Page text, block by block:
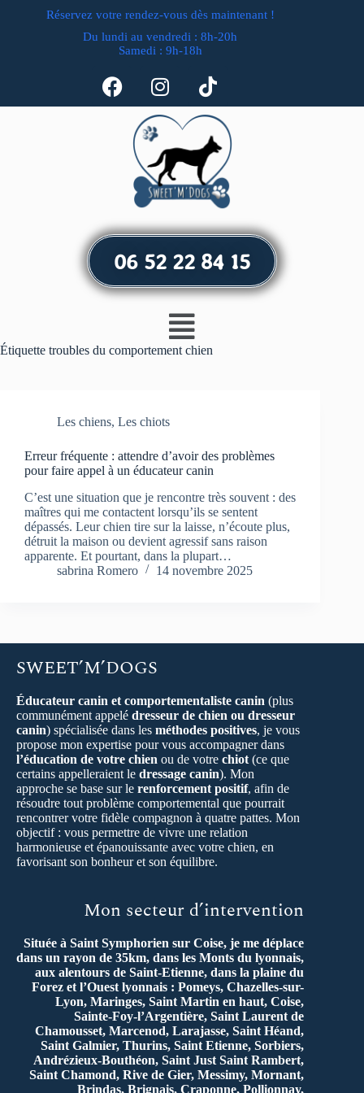
Réservez votre rendez-vous dès maintenant !
Du lundi au vendredi : 8h-20h
Samedi : 9h-18h
06 52 22 84 15
Étiquette troubles du comportement chien
Les chiens, Les chiots
Erreur fréquente : attendre d’avoir des problèmes
pour faire appel à un éducateur canin
C’est une situation que je rencontre très souvent : des
maîtres qui me contactent lorsqu’ils se sentent
dépassés. Leur chien tire sur la laisse, n’écoute plus,
détruit la maison ou devient agressif sans raison
apparente. Et pourtant, dans la plupart…
sabrina Romero
14 novembre 2025
SWEET’M’DOGS
Éducateur canin et comportementaliste canin (plus
communément appelé dresseur de chien ou dresseur
canin) spécialisée dans les méthodes positives, je vous
propose mon expertise pour vous accompagner dans
l’éducation de votre chien ou de votre chiot (ce que
certains appelleraient le dressage canin). Mon
approche se base sur le renforcement positif, afin de
résoudre tout problème comportemental que pourrait
rencontrer votre fidèle compagnon à quatre pattes. Mon
objectif : vous permettre de vivre une relation
harmonieuse et épanouissante avec votre chien, en
favorisant son bonheur et son équilibre.
Mon secteur d’intervention
Située à Saint Symphorien sur Coise, je me déplace
dans un rayon de 35km, dans les Monts du lyonnais,
aux alentours de Saint-Etienne, dans la plaine du
Forez et l’Ouest lyonnais : Pomeys, Chazelles-sur-
Lyon, Maringes, Saint Martin en haut, Coise,
Sainte-Foy-l’Argentière, Saint Laurent de
Chamousset, Marcenod, Larajasse, Saint Héand,
Saint Galmier, Thurins, Saint Etienne, Sorbiers,
Andrézieux-Bouthéon, Saint Just Saint Rambert,
Saint Chamond, Rive de Gier, Messimy, Mornant,
Brindas, Brignais, Craponne, Pollionnay,